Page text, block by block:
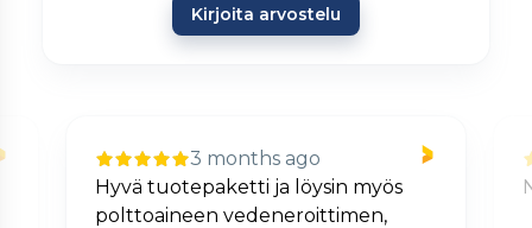
Kirjoita arvostelu
3 months ago
Hyvä tuotepaketti ja löysin myös
polttoaineen vedeneroittimen,